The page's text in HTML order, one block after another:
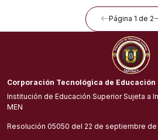
Página 1 de 2
Corporación Tecnológica de Educación
Institución de Educación Superior Sujeta a
MEN
Resolución 05050 del 22 de septiembre de